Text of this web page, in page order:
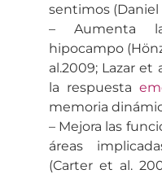
sentimos (Daniel
– Aumenta
hipocampo
al.2009; Lazar et
la respuesta
memoria
– Mejora las
áreas
(Carter et al.